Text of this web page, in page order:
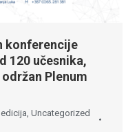
konferencije
120 učesnika,
Plenum
, Uncategorized